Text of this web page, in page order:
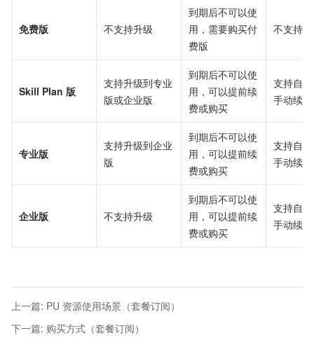
免费版 不支持升级
到期后不可以使
用，需要购买付
费版
不支持
Skill Plan 版
支持升级到专业
版或企业版
到期后不可以使
用，可以提前续
费或购买
支持自
手动续费
专业版
支持升级到企业
版
到期后不可以使
用，可以提前续
费或购买
支持自
手动续费
企业版 不支持升级
到期后不可以使
用，可以提前续
费或购买
支持自
手动续费
上一篇: PU 资源使用场景（套餐订阅）
下一篇: 购买方式（套餐订阅）